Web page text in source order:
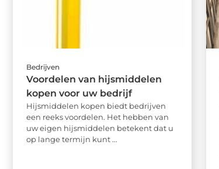
Bedrijven
Voordelen van hijsmiddelen
kopen voor uw bedrijf
Hijsmiddelen kopen biedt bedrijven
een reeks voordelen. Het hebben van
uw eigen hijsmiddelen betekent dat u
op lange termijn kunt ...